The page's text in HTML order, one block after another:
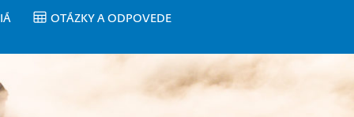
OTÁZKY A ODPOVEDE